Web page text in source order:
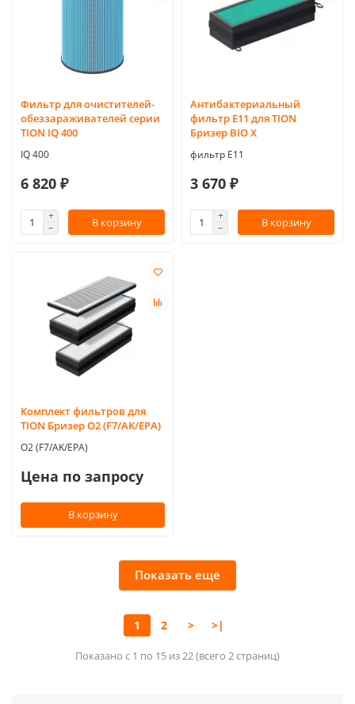
Фильтр для очистителей-
обеззараживателей серии
TION IQ 400
IQ 400
6 820 ₽
В корзину
Антибактериальный
фильтр Е11 для TION
Бризер BIO X
фильтр Е11
3 670 ₽
В корзину
Комплект фильтров для
TION Бризер O2 (F7/AK/EPA)
O2 (F7/AK/EPA)
Цена по запросу
В корзину
Показать еще
1 2 > >|
Показано с 1 по 15 из 22 (всего 2 страниц)